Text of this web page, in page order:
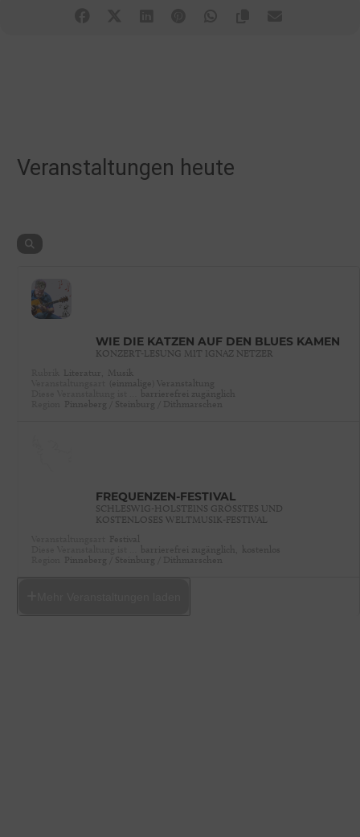
Veranstaltungen heute
WIE DIE KATZEN AUF DEN BLUES KAMEN
KONZERT-LESUNG MIT IGNAZ NETZER
FREQUENZEN-FESTIVAL
SCHLESWIG-HOLSTEINS GRÖSSTES UND K
OSTENLOSES WELTMUSIK-FESTIVAL